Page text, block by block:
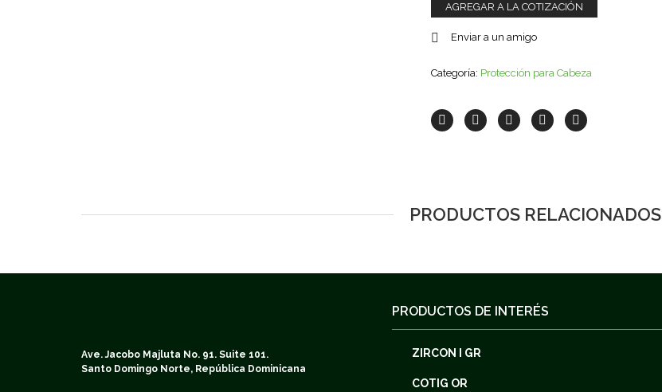
AGREGAR A LA COTIZACIÓN
Enviar a un amigo
Categoría: Protección para Cabeza
PRODUCTOS RELACIONADOS
Ave. Jacobo Majluta No. 91. Suite 101.
Santo Domingo Norte, República Dominicana
PRODUCTOS DE INTERÉS
ZIRCON I GR
COTIG OR